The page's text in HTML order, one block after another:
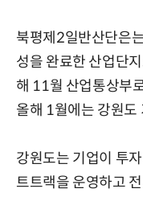
북평제2일반산단은
성을 완료한 산업단
해 11월 산업통상부
올해 1월에는 강원도
강원도는 기업이 투
트트랙을 운영하고